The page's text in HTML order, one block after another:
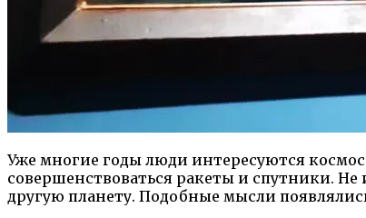
Уже многие годы люди интересуются
совершенствоваться ракеты и спутники.
другую планету. Подобные мысли